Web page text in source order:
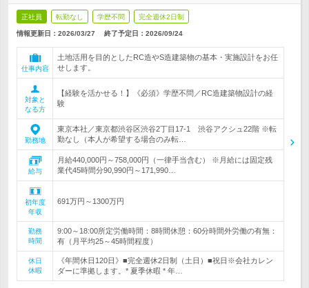
正社員 転勤なし 学歴不問 完全週休2日制
情報更新日：2026/03/27 終了予定日： 2026/09/24
仕事内容
土地活用を目的としたRC造やS造建築物の基本・実施設計をお任
せします。
対象と
なる方
【経験を活かせる！】《必須》学歴不問／RC造建築物設計の経
験
勤務地
東京本社／東京都渋谷区渋谷2丁目17-1 渋谷アクシュ22階 ※転
勤なし（本人が希望する場合のみ転…
給与
月給440,000円～758,000円（一律手当含む） ※月給には固定残
業代45時間分90,990円～171,990…
初年度
年収
691万円～1300万円
勤務
時間
9:00～18:00所定労働時間：8時間休憩：60分時間外労働の有無：
有（月平均25～45時間程度）
休日
休暇
《年間休日120日》■完全週休2日制（土日）■祝日※会社カレン
ダーに準拠します。* 夏季休暇 * 年…